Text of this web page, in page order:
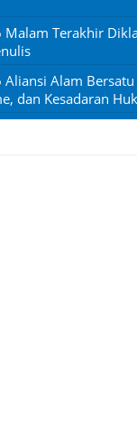
Malam Terakhir
Aliansi Alam Bersatu
dan Kesadaran